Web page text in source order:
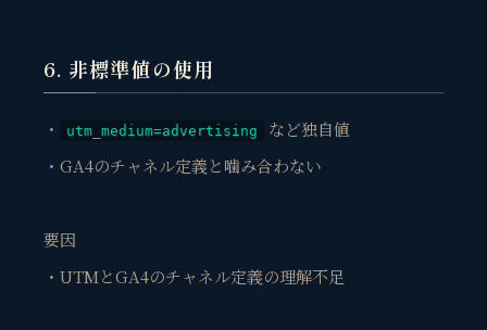
6. 非標準値の使用
・ utm_medium=advertising
など独自値
・GA4のチャネル定義と噛み合わない
要因
・UTMとGA4のチャネル定義の理解不足
❤️ ファンを増やしたい
🔍 現状サイトを分析したい
🤝 コンサルティングって？